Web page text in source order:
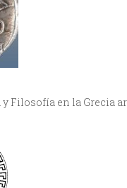
Filosofía en la Grecia